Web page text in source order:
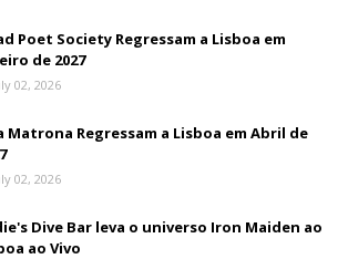
Poet Society Regressam a Lisboa em
de 2027
02, 2026
Matrona Regressam a Lisboa em Abril de
02, 2026
Dive Bar leva o universo Iron Maiden ao
ao Vivo